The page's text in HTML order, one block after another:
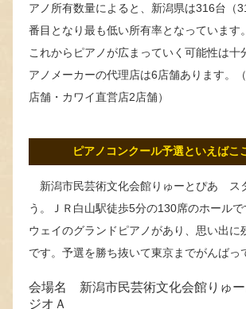
アノ所有数量によると、新潟県は316台（
番目となり最も低い所有率となっています。
これからピアノが広まっていく可能性は十
アノメーカーの代理店は6店舗あります。
店舗・カワイ直営店2店舗）
ピアノコンクール予選といえばこ
新潟市民芸術文化会館りゅーとぴあ ス
う。ＪＲ白山駅徒歩5分の130席のホール
ウェイのグランドピアノがあり、思い出に
です。予選を勝ち抜いて東京までがんばっ
会場名 新潟市民芸術文化会館りゅ
ジオＡ